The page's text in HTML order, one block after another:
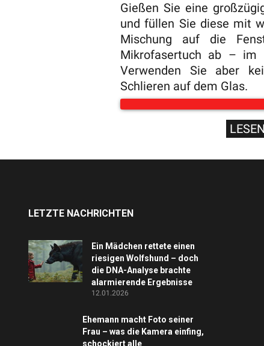
Gießen Sie eine
und füllen Sie diese mit
Mischung auf die
Mikrofasertuch ab – im
Verwenden Sie aber
Schlieren auf dem Glas.
LETZTE NACHRICHTEN
Ein Mädchen rettete einen
riesigen Wolfshund – doch
die DNA-Analyse brachte
alarmierende Ergebnisse
12.01.2026
Ehemann macht Foto seiner
Frau – was die Kamera einfing,
schockiert alle